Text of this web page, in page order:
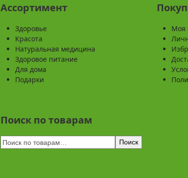
Ассортимент
Здоровье
Красота
Натуральная медицина
Здоровое питание
Для дома
Подарки
Поиск по товарам
Поиск
Моя